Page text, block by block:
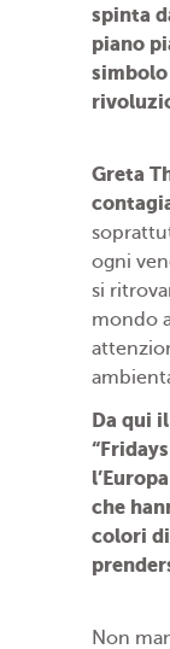
spinta
piano
Greta
ogni
si
mondo
Da qui
che
colori di
Non